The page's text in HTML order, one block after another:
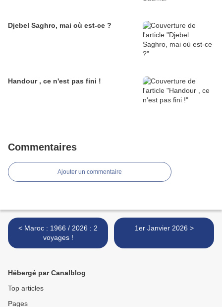
Djebel Saghro, mai où est-ce ?
Handour , ce n'est pas fini !
Commentaires
Ajouter un commentaire
< Maroc : 1966 / 2026 : 2
voyages !
1er Janvier 2026 >
Hébergé par Canalblog
Top articles
Pages